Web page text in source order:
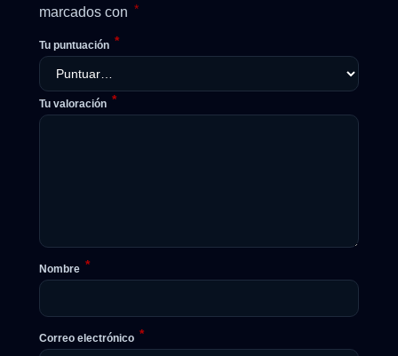
marcados con *
Tu puntuación *
Tu valoración *
Nombre *
Correo electrónico *